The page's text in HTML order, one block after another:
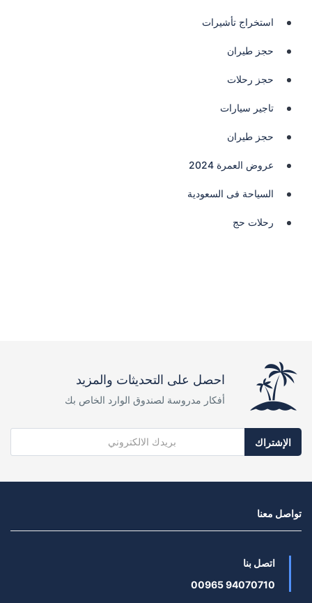
استخراج تأشيرات
حجز طيران
حجز رحلات
تاجير سيارات
حجز طيران
عروض العمرة 2024
السياحة فى السعودية
رحلات حج
احصل على التحديثات والمزيد
أفكار مدروسة لصندوق الوارد الخاص بك
الإشتراك
تواصل معنا
اتصل بنا
94070710 00965